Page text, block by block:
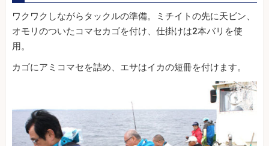
ワクワクしながらタックルの準備。ミチイトの先に天ビン、
オモリのついたコマセカゴを付け、仕掛けは2本バリを使
用。
カゴにアミコマセを詰め、エサはイカの短冊を付けます。